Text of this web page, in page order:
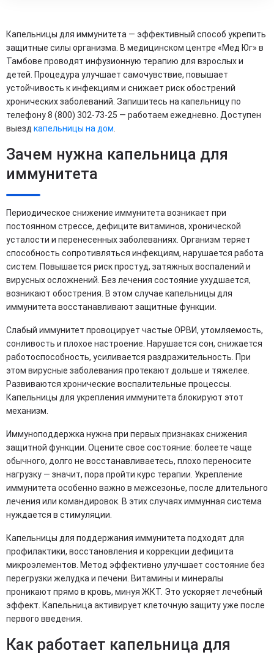
Капельницы для иммунитета — эффективный способ укрепить
защитные силы организма. В медицинском центре «Мед Юг» в
Тамбове проводят инфузионную терапию для взрослых и
детей. Процедура улучшает самочувствие, повышает
устойчивость к инфекциям и снижает риск обострений
хронических заболеваний. Запишитесь на капельницу по
телефону 8 (800) 302-73-25 — работаем ежедневно. Доступен
выезд капельницы на дом
Зачем нужна капельница для
иммунитета
Периодическое снижение иммунитета возникает при
постоянном стрессе, дефиците витаминов, хронической
усталости и перенесенных заболеваниях. Организм теряет
способность сопротивляться инфекциям, нарушается работа
систем. Повышается риск простуд, затяжных воспалений и
вирусных осложнений. Без лечения состояние ухудшается,
возникают обострения. В этом случае капельницы для
иммунитета восстанавливают защитные функции.
Слабый иммунитет провоцирует частые ОРВИ, утомляемость,
сонливость и плохое настроение. Нарушается сон, снижается
работоспособность, усиливается раздражительность. При
этом вирусные заболевания протекают дольше и тяжелее.
Развиваются хронические воспалительные процессы.
Капельницы для укрепления иммунитета блокируют этот
механизм.
Иммуноподдержка нужна при первых признаках снижения
защитной функции. Оцените свое состояние: болеете чаще
обычного, долго не восстанавливаетесь, плохо переносите
нагрузку — значит, пора пройти курс терапии. Укрепление
иммунитета особенно важно в межсезонье, после длительного
лечения или командировок. В этих случаях иммунная система
нуждается в стимуляции.
Капельницы для поддержания иммунитета подходят для
профилактики, восстановления и коррекции дефицита
микроэлементов. Метод эффективно улучшает состояние без
перегрузки желудка и печени. Витамины и минералы
проникают прямо в кровь, минуя ЖКТ. Это ускоряет лечебный
эффект. Капельница активирует клеточную защиту уже после
первого введения.
Как работает капельница для